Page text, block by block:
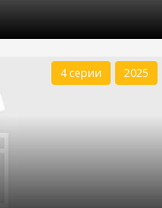
4 серии 2025